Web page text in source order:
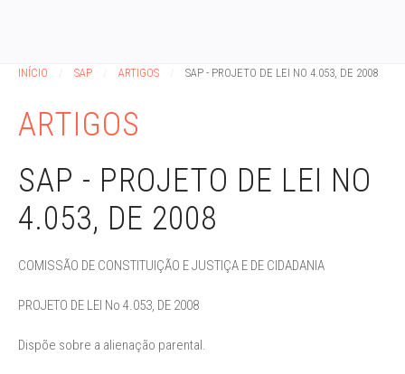
INÍCIO SAP ARTIGOS SAP - PROJETO DE LEI NO 4.053, DE 2008
ARTIGOS
SAP - PROJETO DE LEI NO
4.053, DE 2008
COMISSÃO DE CONSTITUIÇÃO E JUSTIÇA E DE CIDADANIA
PROJETO DE LEI No 4.053, DE 2008
Dispõe sobre a alienação parental.